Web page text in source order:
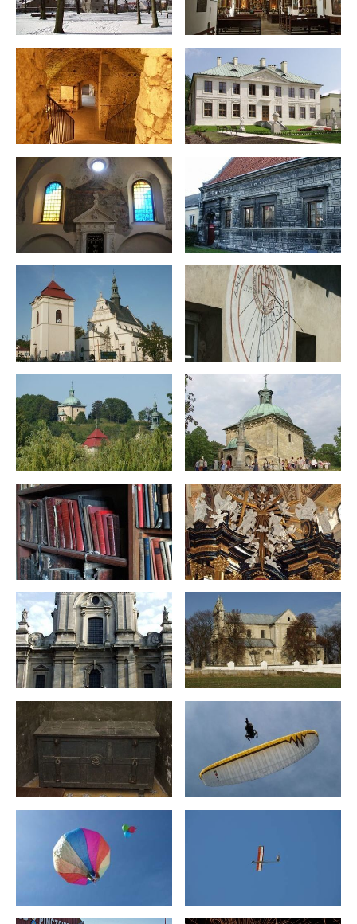
Firmy te działają w charakterze pośredników prezentujących nasze
treści w postaci wiadomości, ofert, komunikatów mediów
społecznościowych.